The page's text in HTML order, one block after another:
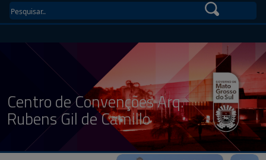
Centro de Convenções Arq.
Rubens Gil de Camillo